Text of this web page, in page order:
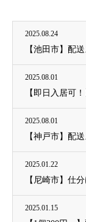
2025.08.24
【池田市】配
2025.08.01
【即日入居可
2025.08.01
【神戸市】配
2025.01.22
【尼崎市】仕
2025.01.15